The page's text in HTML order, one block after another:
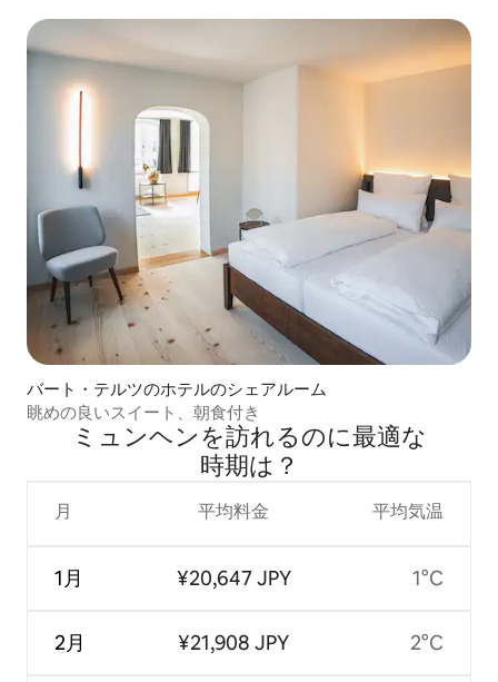
バート・テルツのホテルのシェアルーム
眺めの良いスイート、朝食付き
ミュンヘンを訪⁠れ⁠るの⁠に最⁠適⁠な
時⁠期⁠は⁠？
月
1月
2月
平均料金
¥20,647 JPY
¥21,908 JPY
平均気温
1°C
2°C